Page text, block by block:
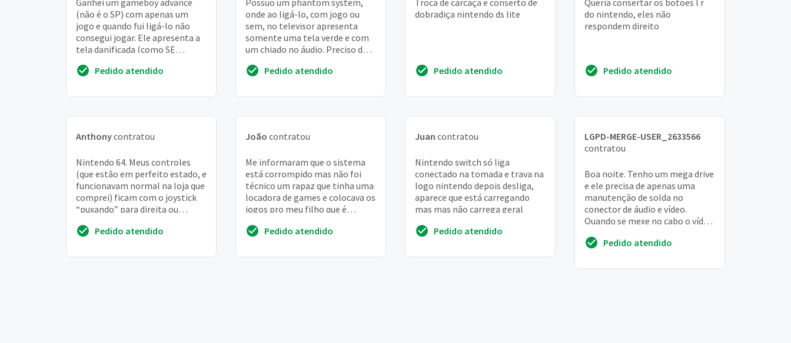
Ganhei um gameboy advance
(não é o SP) com apenas um
jogo e quando fui ligá-lo não
consegui jogar. Ele apresenta a
tela danificada (como SE
ligá-lo apenas mos...
Pedido atendido
Possuo um phantom system,
onde ao ligá-lo, com jogo ou
sem, no televisor apresenta
somente uma tela verde e com
um chiado no áudio. Preciso de
consoles antigos p...
Pedido atendido
Troca de carcaça e conserto de
dobradiça nintendo ds lite
Pedido atendido
Queria consertar os botões l r
do nintendo, eles não
respondem direito
Pedido atendido
Anthonycontratou
Nintendo 64. Meus controles
(que estão em perfeito estado, e
funcionavam normal na loja que
comprei) ficam com o joystick
“puxando” para direita ou
no controle
Pedido atendido
João contratou
Me informaram que o sistema
está corrompido mas não foi
técnico um rapaz que tinha uma
locadora de games e colocava os
jogos pro meu filho que é
Pedido atendido
Juan contratou
Nintendo switch só liga
conectado na tomada e trava na
logo nintendo depois desliga,
aparece que está carregando
mas mas não carrega geral
Pedido atendido
LGPD-MERGE-USER_2633566
contratou
Boa noite. Tenho um mega drive
e ele precisa de apenas uma
manutenção de solda no
conector de áudio e vídeo.
Quando se mexe no cabo o vídeo
permanece perfeita. ...
Pedido atendido